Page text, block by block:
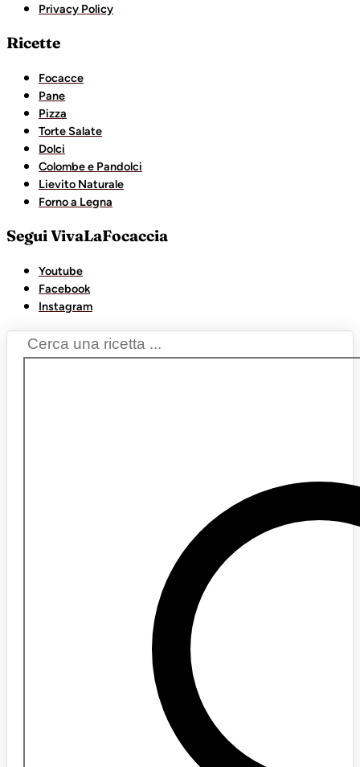
Privacy Policy
Ricette
Focacce
Pane
Pizza
Torte Salate
Dolci
Colombe e Pandolci
Lievito Naturale
Forno a Legna
Segui VivaLaFocaccia
Youtube
Facebook
Instagram
Search
...